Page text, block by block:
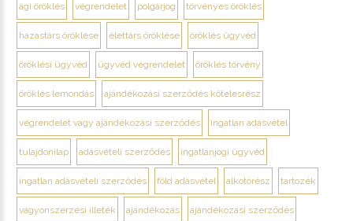
ági öröklés végrendelet polgárjog törvényes öröklés
házastárs öröklése élettárs öröklése öröklés ügyvéd
öröklési ügyvéd ügyvéd végrendelet öröklés törvény
öröklés lemondás ajándékozási szerződés kötelesrész
végrendelet vagy ajándékozási szerződés ingatlan adásvétel
tulajdonilap adásvételi szerződés ingatlanjogi ügyvéd
ingatlan adásvételi szerződés föld adásvétel alkotórész tartozék
vagyonszerzési illeték ajándékozás ajándékozási szerződés